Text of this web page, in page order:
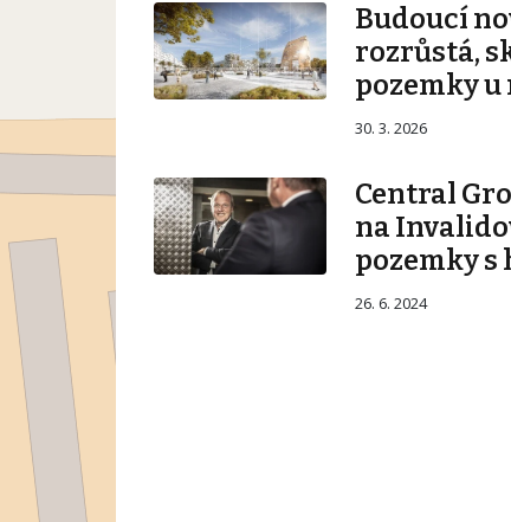
Budoucí
rozrůstá,
pozemky u
30. 3. 2026
Central
na
pozemky s
26. 6. 2024